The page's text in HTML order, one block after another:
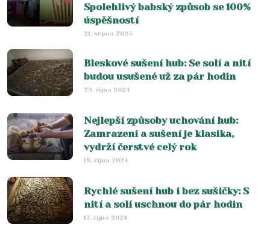
Spolehlivý babský způsob se 100%
úspěšností
21. srpna 2025
Bleskové sušení hub: Se solí a nití
budou usušené už za pár hodin
29. října 2024
Nejlepší způsoby uchování hub:
Zamrazení a sušení je klasika,
vydrží čerstvé celý rok
18. října 2024
Rychlé sušení hub i bez sušičky: S
nití a solí uschnou do pár hodin
17. října 2024